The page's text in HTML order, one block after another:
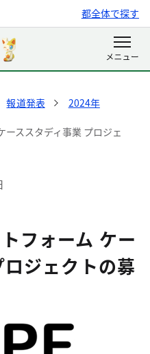
都全体で探す
報道発表
2024年
ススタディ事業 プロジェ
フォーム ケー
ジェクトの募